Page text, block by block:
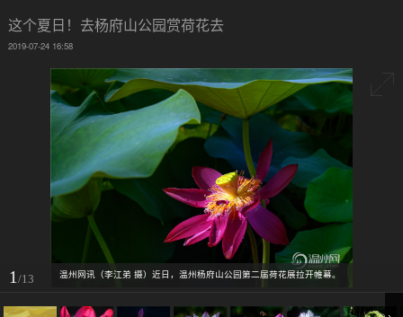
这个夏日！去杨府山公园赏荷花去
2019-07-24 16:58
1/13 温州网讯（李江弟 摄）近日，温州杨府山公园第二届荷花展拉开帷幕。